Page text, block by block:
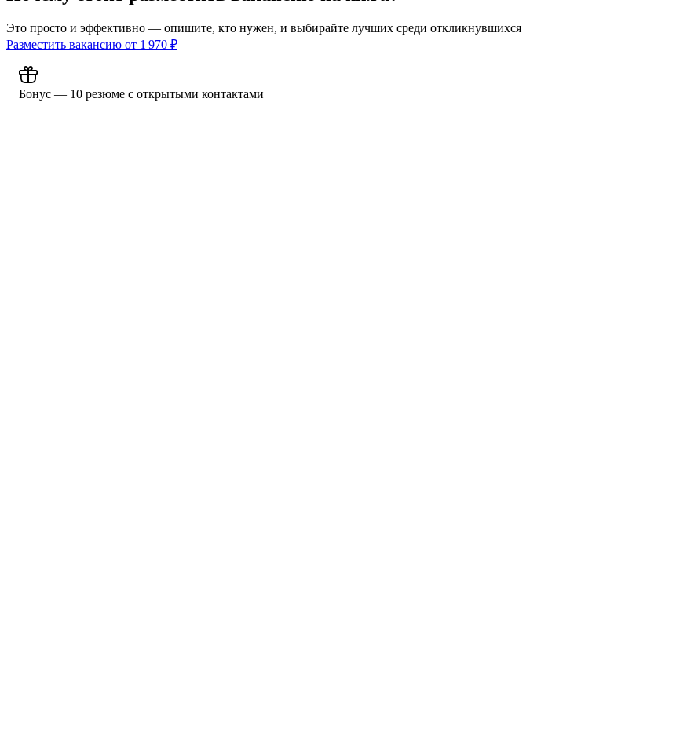
Это просто и эффективно — опишите, кто нужен, и выбирайте лучших среди откликнувшихся
Разместить вакансию от 1 970 ₽
Бонус — 10 резюме с открытыми контактами